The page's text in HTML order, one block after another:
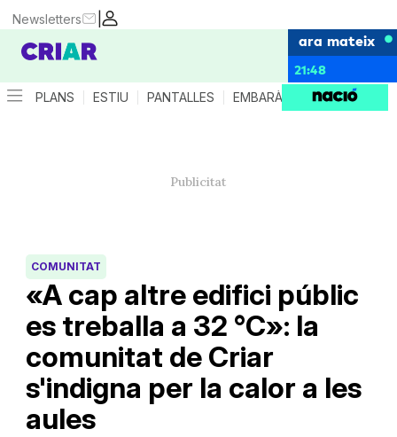
|
Newsletters
ara mateix
21:48
PLANS ESTIU PANTALLES EMBARÀS CRIANÇA
«A cap altre edifici públic
es treballa a 32 °C»: la
comunitat de Criar
s'indigna per la calor a les
aules
COMUNITAT